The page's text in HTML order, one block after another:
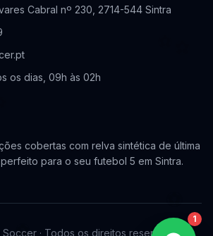
⚽️
⚽️
Cabral nº 230, 2714-544 Sintra
os dias, 09h às 02h
cobertas com relva sintética de última
para o seu futebol 5 em Sintra.
Soccer· Todos os direitos reservados.
1